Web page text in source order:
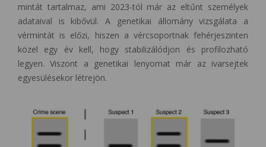
mintát tartalmaz, ami 2023-tól már az eltűnt személyek
adataival is kibővül. A genetikai állomány vizsgálata a
vérmintát is előzi, hiszen a vércsoportnak fehérjeszinten
közel egy év kell, hogy stabilizálódjon és profilozható
legyen. Viszont a genetikai lenyomat már az ivarsejtek
egyesülésekor létrejön.